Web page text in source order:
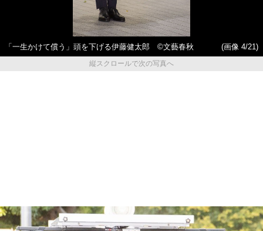
「一生かけて償う」頭を下げる伊藤健太郎 ©文藝春秋
(画像 4/21)
縦スクロールで次の写真へ